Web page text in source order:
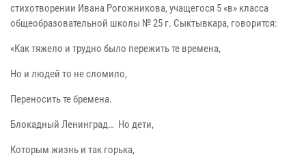
стихотворении Ивана Рогожникова, учащегося 5 «в» класса
общеобразовательной школы № 25 г. Сыктывкара, говорится:
«Как тяжело и трудно было пережить те времена,
Но и людей то не сломило,
Переносить те бремена.
Блокадный Ленинград… Но дети,
Которым жизнь и так горька,